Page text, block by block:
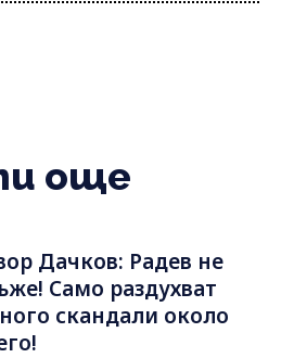
още
Дачков: Радев не
Само раздухват
скандали около